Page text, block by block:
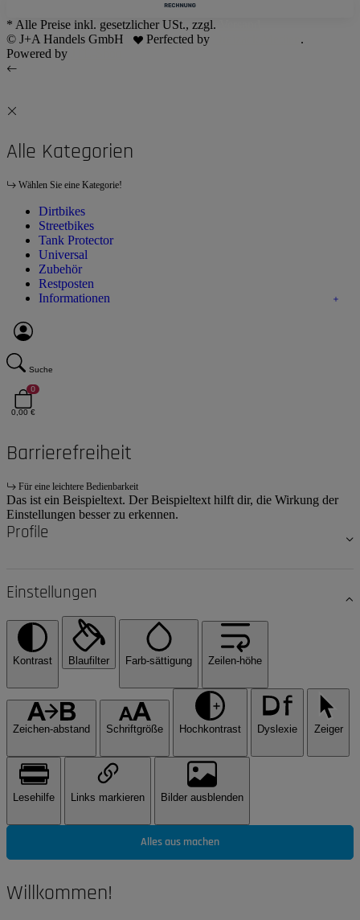
* Alle Preise inkl. gesetzlicher USt., zzgl.
© J+A Handels GmbH
Perfected by
.
Powered by
Alle Kategorien
Wählen Sie eine Kategorie!
Dirtbikes
Streetbikes
Tank Protector
Universal
Zubehör
Restposten
Informationen
Suche
0
0,00 €
Barrierefreiheit
Für eine leichtere Bedienbarkeit
Das ist ein Beispieltext. Der Beispieltext hilft dir, die Wirkung der
Einstellungen besser zu erkennen.
Profile
Einstellungen
Kontrast Blaufilter Farb-sättigung Zeilen-höhe
Zeichen-abstand Schriftgröße Hochkontrast Dyslexie Zeiger
Lesehilfe Links markieren Bilder ausblenden
Alles aus machen
Willkommen!